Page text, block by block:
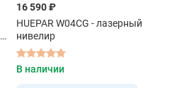
16 590 ₽
HUEPAR W04CG - лазерный
нивелир
В наличии